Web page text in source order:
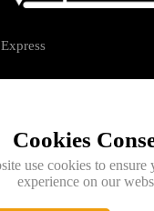
Cookies
use cookies to ensure
experience on our